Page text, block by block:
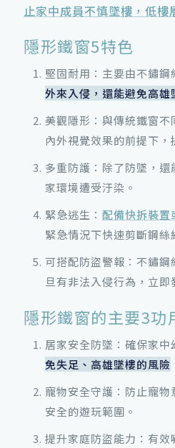
止家中成員不慎墜樓，低樓
隱形鐵窗5特色
堅固耐用：主要由不鏽鋼
外來入侵，還能避免高雄
美觀隱形：與傳統鐵窗
內外視覺效果的前提下，
多重防護：除了防墜，
家環境遭受汙染。
緊急逃生： 配備快拆裝置
緊急情況下快速剪斷鋼絲
可搭配防盜警報：不鏽
旦有非法入侵行為，立即
隱形鐵窗的主要3功
居家安全防墜：確保家中
免失足、高雄墜樓的風險
寵物安全守護：防止寵
安全的遊玩範圍。
提升家庭防盜能力：有